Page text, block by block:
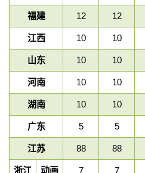
福建 12 12
江西 10 10
山东 10 10
河南 10 10
湖南 10 10
广东 5 5
江苏 88 88
浙江 动画 7 7